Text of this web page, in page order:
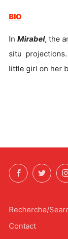
BIO
In Mirabel, the
situ projections.
little girl on her
Facebook
Recherche/
Contact